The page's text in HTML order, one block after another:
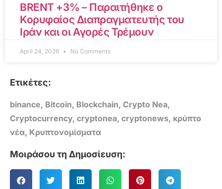
BRENT +3% – Παραιτήθηκε ο
Κορυφαίος Διαπραγματευτής του
Ιράν και οι Αγορές Τρέμουν
April 24, 2026 No Comments
Ετικέτες:
binance, Bitcoin, Blockchain, Crypto Nea,
Cryptocurrency, cryptonea, cryptonews, κρύπτο
νέα, Κρυπτονομίσματα
Μοιράσου τη Δημοσίευση: